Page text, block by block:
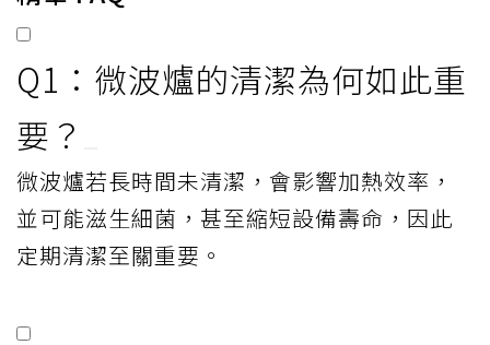
Q1：微波爐的清潔為何如此重
要？
微波爐若長時間未清潔，會影響加熱效率，
並可能滋生細菌，甚至縮短設備壽命，因此
定期清潔至關重要。